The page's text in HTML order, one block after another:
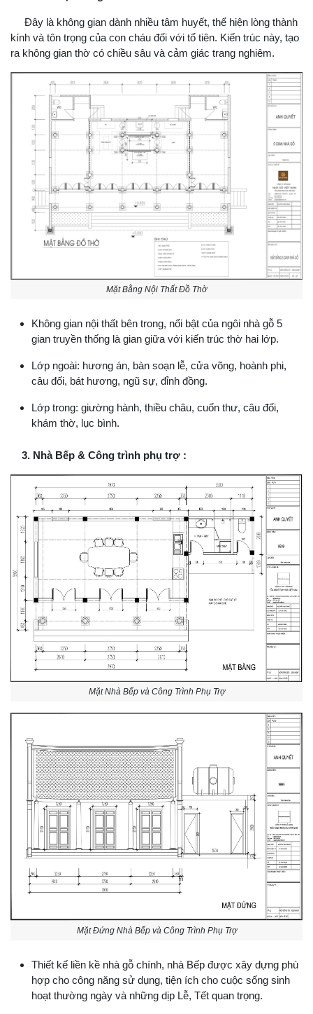
Đây là không gian dành nhiều tâm huyết, thể hiện lòng thành
kính và tôn trọng của con cháu đối với tổ tiên. Kiến trúc này, tạo
ra không gian thờ có chiều sâu và cảm giác trang nghiêm.
Mặt Bằng Nội Thất Đồ Thờ
Không gian nội thất bên trong, nổi bật của ngôi nhà gỗ 5
gian truyền thống là gian giữa với kiến trúc thờ hai lớp.
Lớp ngoài: hương án, bàn soạn lễ, cửa võng, hoành phi,
câu đối, bát hương, ngũ sự, đỉnh đồng.
Lớp trong: giường hành, thiều châu, cuốn thư, câu đối,
khám thờ, lục bình.
3. Nhà Bếp & Công trình phụ trợ :
Mặt Nhà Bếp và Công Trình Phụ Trợ
Mặt Đứng Nhà Bếp và Công Trình Phụ Trợ
Thiết kế liền kề nhà gỗ chính, nhà Bếp được xây dựng phù
hợp cho công năng sử dụng, tiện ích cho cuộc sống sinh
hoạt thường ngày và những dịp Lễ, Tết quan trọng.